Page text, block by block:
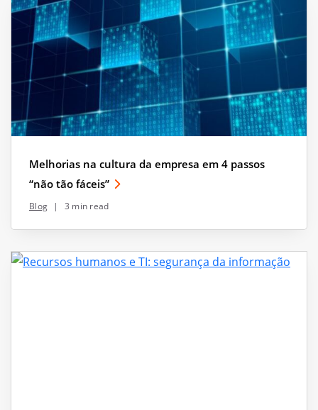
Melhorias na cultura da empresa em 4 passos
“não tão fáceis”
Blog | 3 min read